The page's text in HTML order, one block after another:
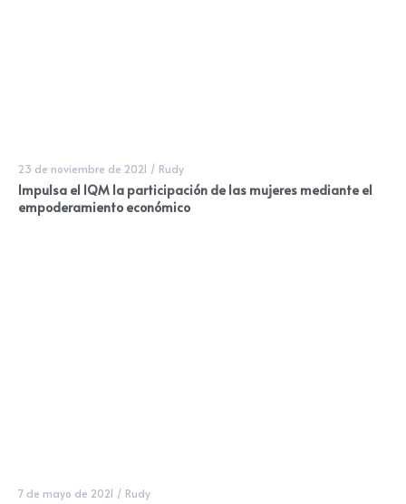
23 de noviembre de 2021 / Rudy
Impulsa el IQM la participación de las mujeres mediante el
empoderamiento económico
7 de mayo de 2021 / Rudy